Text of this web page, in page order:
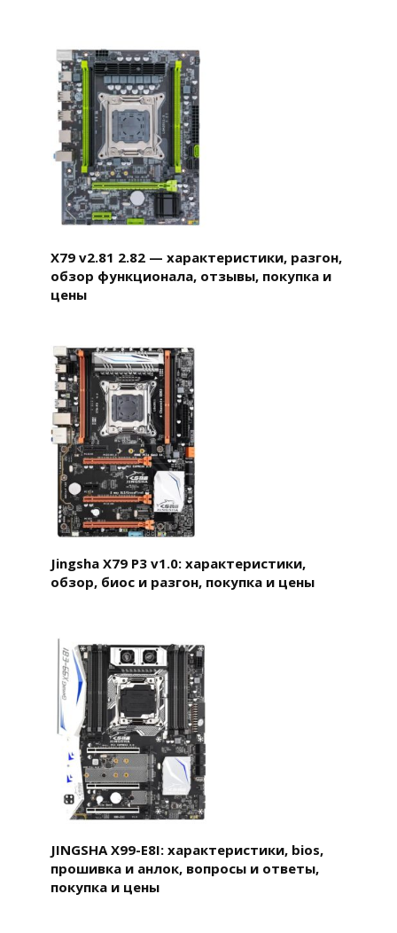
X79 v2.81 2.82 — характеристики, разгон,
обзор функционала, отзывы, покупка и
цены
Jingsha X79 P3 v1.0: характеристики,
обзор, биос и разгон, покупка и цены
JINGSHA X99-E8I: характеристики, bios,
прошивка и анлок, вопросы и ответы,
покупка и цены